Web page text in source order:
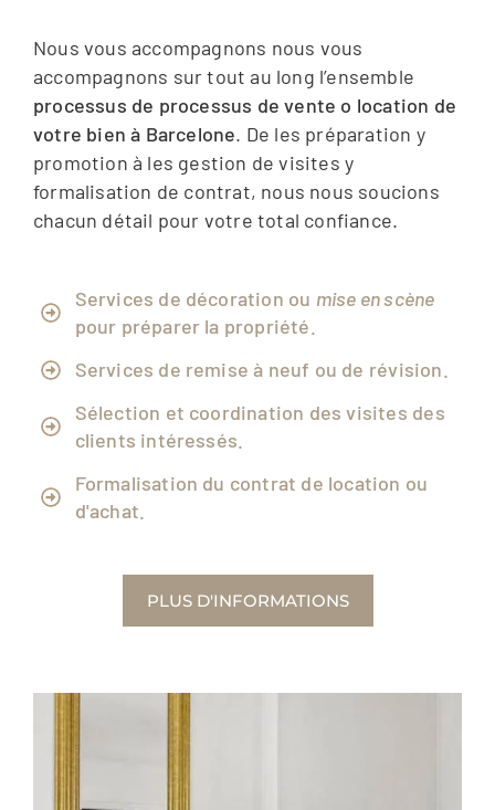
Nous vous accompagnons nous vous
accompagnons surtout au long l’ensemble
processus de processus de vente o location de
votre bienà Barcelone. De les préparation y
promotion à les gestion devisitesy
formalisation de contrat, nous nous soucions
chacun détail pour votretotal confiance.
Services de décoration ou mise en scène
pour préparer la propriété.
Services de remise à neuf ou de révision.
Sélection et coordination des visites des
clients intéressés.
Formalisation du contrat de location ou
d'achat.
PLUS D'INFORMATIONS